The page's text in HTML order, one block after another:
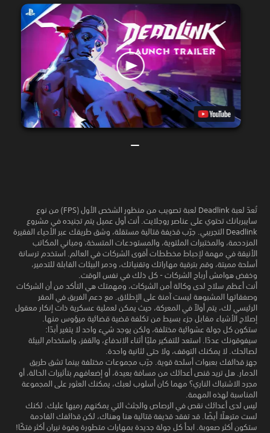
تُعدّ لعبة Deadlink لعبة تصويب من منظور الشخص الأول (FPS) من نوع
سايبربانك تحتوي على عناصر روجلايت. أنت أول عميل يتم تجنيده في مشروع
Deadlink التجريبي. جرّب قذيفة قتالية مستقلة، وشق طريقك عبر الأحياء الفقيرة
المزدحمة، والمختبرات الملتوية، والمستودعات المتسخة، ومباني المكاتب
الأنيقة في مهمة لإحباط مخططات أقوى الشركات في العالم. استخدم ترسانة
أسلحة مميتة، وقم بترقية مهاراتك وتقنياتك، ودمر البيئات القابلة للتدمير،
وخفض هوامش أرباح الشركات - كل ذلك في نفس الوقت.
أنت أعظم سلاح لدى وكالة أمن الشركات، ومهمتك هي التأكد من أن الشركات
وصفقاتها المشبوهة ليست آمنة على الإطلاق. مع دعم الفريق في المقر
الرئيسي لك، يتم أولاً في المعركة، حيث يمكن لعملية عسكرية ذات إنكار معقول
إصلاح الأشياء مقابل جزء بسيط من تكلفة قضية قضائية ميؤوس منها.
ستكون كل جولة عشوائية مختلفة، ولكن يوجد شيء واحد لا يتغير أبدًا:
سيفوقونك عددًا. استعد للتفكير مليًا أثناء الاندفاع، والقفز، واستخدام البيئة
لصالحك. لا يمكنك التوقف، ولا حتى لثانية واحدة.
جهز قذائفك بعبوات أسلحة قوية. جرّب مجموعات مختلفة بينما تشق طريق
الدمار. هل تريد قنص أعدائك من مسافة بعيدة، أو إضعافهم بتأثيرات الحالة، أو
مجرد الاشتباك الناري؟ مهما كان أسلوب لعبك، يمكنك العثور على المجموعة
المناسبة لهذه المهمة.
ليس لدى أعدائك نقص في الرصاص والجثث التي يمكنهم رميها عليك. لكنك
لست مترهلًا أيضًا. قد تفقد قذيفة قتالية هنا وهناك، لكن قذائفك القادمة
ستكون أكثر صعوبة. ابدأ كل جولة جديدة بمهارات متطورة وقوة نيران أكثر فتكًا!